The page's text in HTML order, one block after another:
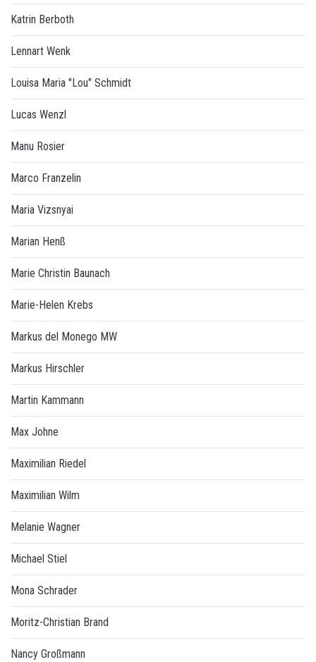
Katrin Berboth
Lennart Wenk
Louisa Maria "Lou" Schmidt
Lucas Wenzl
Manu Rosier
Marco Franzelin
Maria Vizsnyai
Marian Henß
Marie Christin Baunach
Marie-Helen Krebs
Markus del Monego MW
Markus Hirschler
Martin Kammann
Max Johne
Maximilian Riedel
Maximilian Wilm
Melanie Wagner
Michael Stiel
Mona Schrader
Moritz-Christian Brand
Nancy Großmann